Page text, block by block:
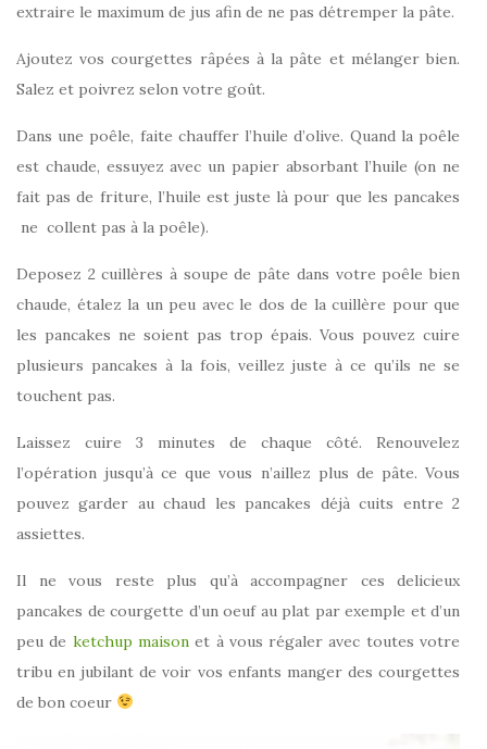
extraire le maximum de jus afin de ne pas détremper la pâte.
Ajoutez vos courgettes râpées à la pâte et mélanger bien.
Salez et poivrez selon votre goût.
Dans une poêle, faite chauffer l’huile d’olive. Quand la poêle
est chaude, essuyez avec un papier absorbant l’huile (on ne
fait pas de friture, l’huile est juste là pour que les pancakes
ne collent pas à la poêle).
Deposez 2 cuillères à soupe de pâte dans votre poêle bien
chaude, étalez la un peu avec le dos de la cuillère pour que
les pancakes ne soient pas trop épais. Vous pouvez cuire
plusieurs pancakes à la fois, veillez juste à ce qu’ils ne se
touchent pas.
Laissez cuire 3 minutes de chaque côté. Renouvelez
l’opération jusqu’à ce que vous n’aillez plus de pâte. Vous
pouvez garder au chaud les pancakes déjà cuits entre 2
assiettes.
Il ne vous reste plus qu’à accompagner ces delicieux
pancakes de courgette d’un oeuf au plat par exemple et d’un
peu de ketchup maisonet à vous régaler avec toutes votre
tribu en jubilant de voir vos enfants manger des courgettes
de bon coeur